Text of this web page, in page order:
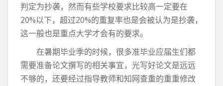
判定为抄袭，然而有些学校要求比较高一定要在
20%以下，超过20%的重复率也是会被认为是抄袭，
这一般也是重点大学才会有的要求。
在暑期毕业季的时候，很多准毕业应届生们都
需要准备论文撰写的相关事宜，光写好论文是远远
不够的，还要经过指导教师和知网查重的重重修改